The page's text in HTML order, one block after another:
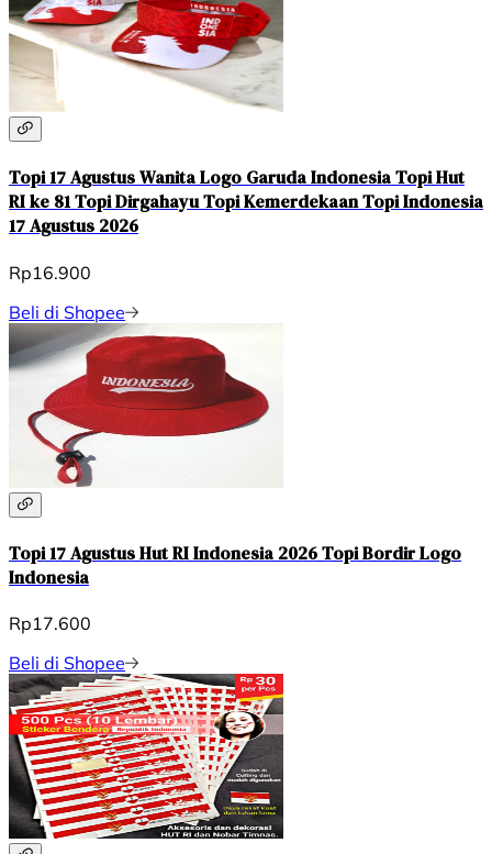
Topi 17 Agustus Wanita Logo Garuda Indonesia Topi Hut
RI ke 81 Topi Dirgahayu Topi Kemerdekaan Topi Indonesia
17 Agustus 2026
Rp16.900
Beli di Shopee
Topi 17 Agustus Hut RI Indonesia 2026 Topi Bordir Logo
Indonesia
Rp17.600
Beli di Shopee